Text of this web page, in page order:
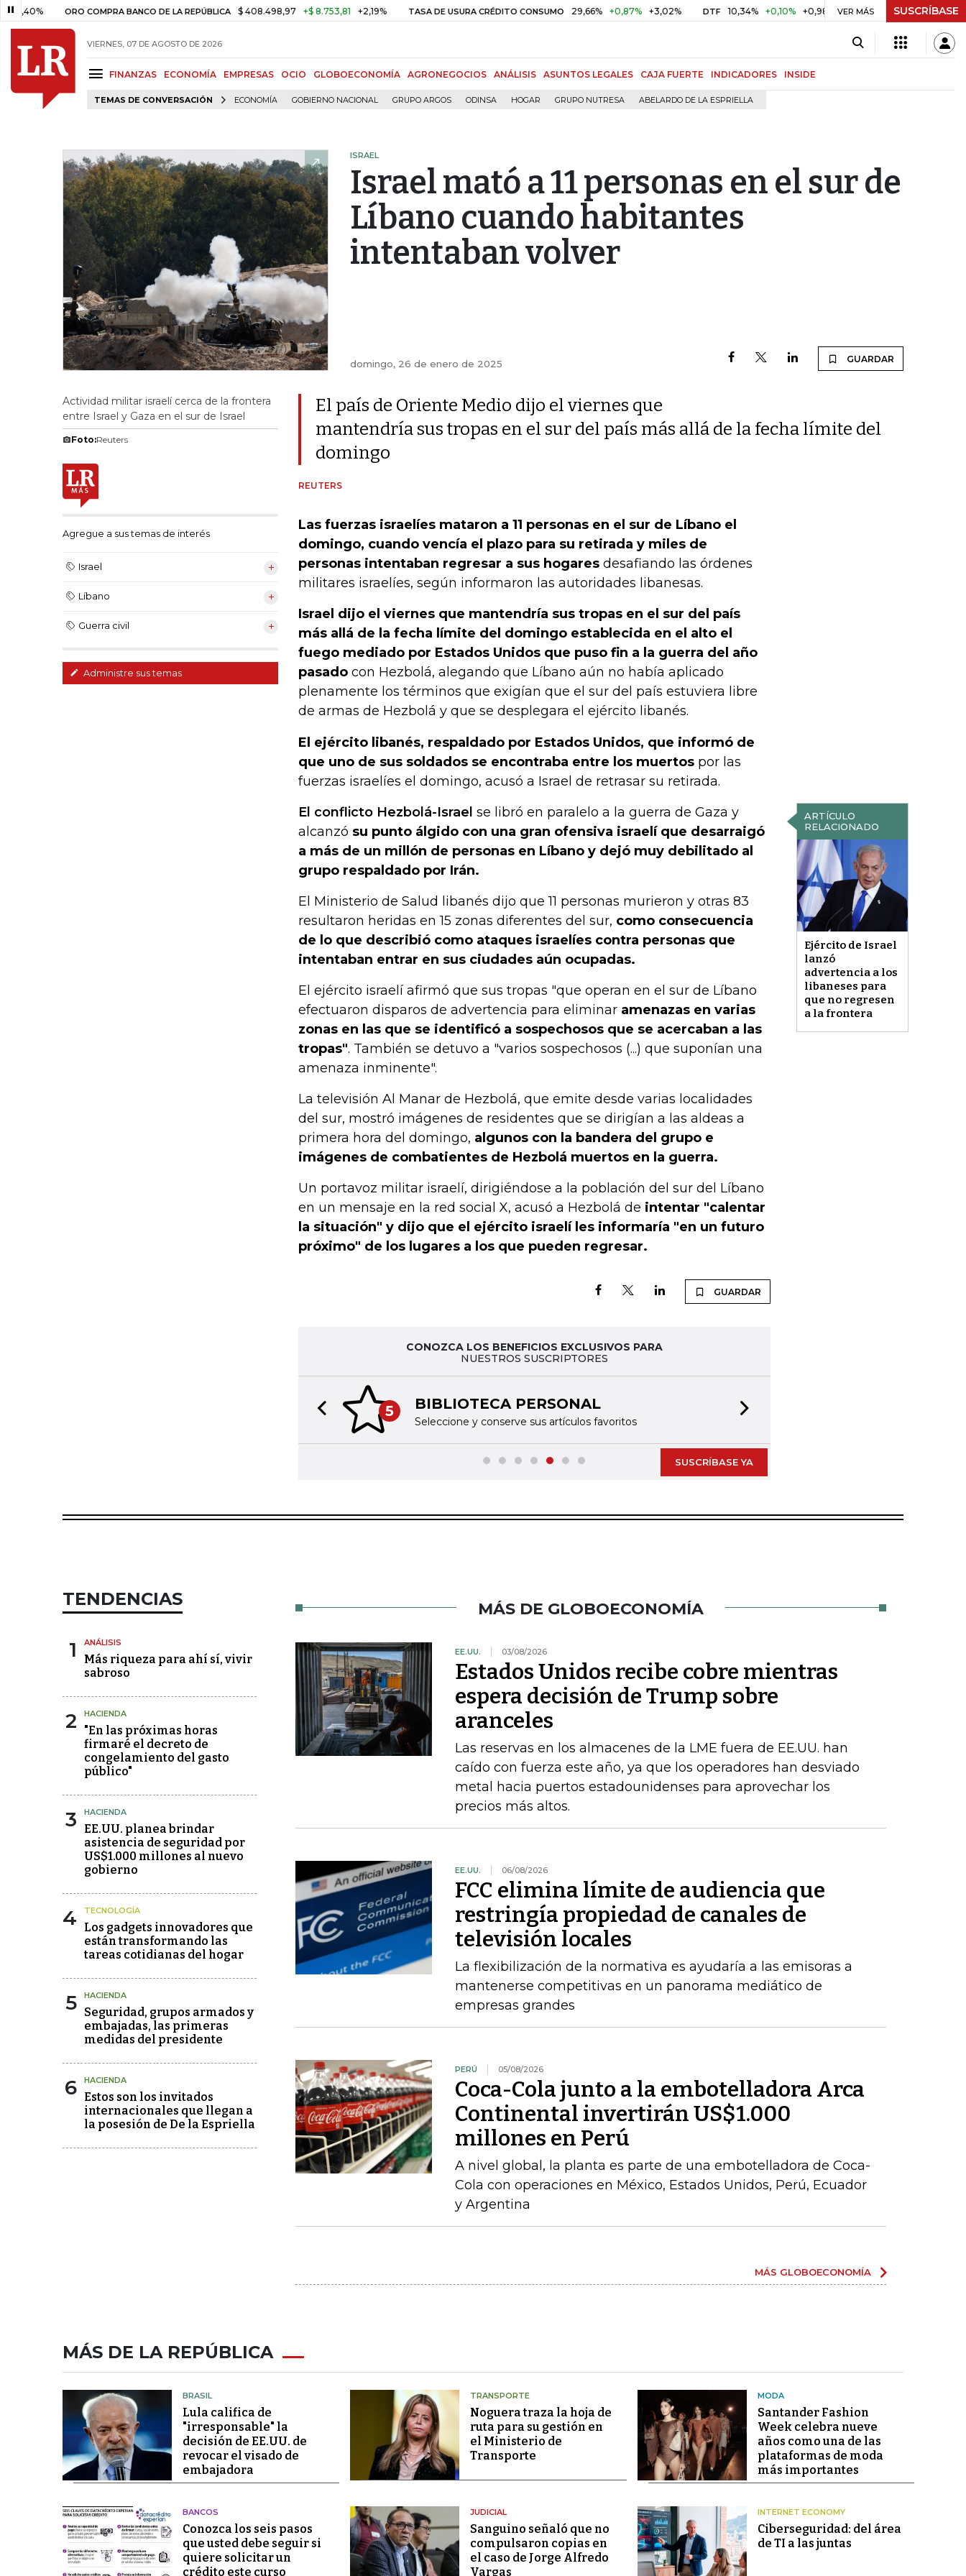
ORO COMPRA BANCO DE LA REPÚBLICA $ 408.498,97 +$ 8.753,81 +2,19% TASA DE USURA CRÉDITO CONSUMO 29,66% +0,87% +3,02% DTF 10,34% +0,10% +0,98% UVR $ 416,96 +$ 0,05 +0,01%
VER MÁS SUSCRÍBASE
VIERNES, 07 DE AGOSTO DE 2026
FINANZAS ECONOMÍA EMPRESAS OCIO GLOBOECONOMÍA AGRONEGOCIOS ANÁLISIS ASUNTOS LEGALES CAJA FUERTE INDICADORES INSIDE
TEMAS DE CONVERSACIÓN ECONOMÍA GOBIERNO NACIONAL GRUPO ARGOS ODINSA HOGAR GRUPO NUTRESA ABELARDO DE LA ESPRIELLA
ISRAEL
Israel mató a 11 personas en el sur de
Líbano cuando habitantes
intentaban volver
domingo, 26 de enero de 2025 GUARDAR
Actividad militar israelí cerca de la frontera
entre Israel y Gaza en el sur de Israel
Foto:Reuters
Agregue a sus temas de interés
Israel
Líbano
Guerra civil
Administre sus temas
El país de Oriente Medio dijo el viernes que
mantendría sus tropas en el sur del país más allá de la fecha límite del
domingo
REUTERS
Las fuerzas israelíes mataron a 11 personas en el sur de Líbano el
domingo, cuando vencía el plazo para su retirada y miles de
personas intentaban regresar a sus hogares desafiando las órdenes
militares israelíes, según informaron las autoridades libanesas.
Israel dijo el viernes que mantendría sus tropas en el sur del país
más allá de la fecha límite del domingo establecida en el alto el
fuego mediado por Estados Unidos que puso fin a la guerra del año
pasado con Hezbolá, alegando que Líbano aún no había aplicado
plenamente los términos que exigían que el sur del país estuviera libre
de armas de Hezbolá y que se desplegara el ejército libanés.
El ejército libanés, respaldado por Estados Unidos, que informó de
que uno de sus soldados se encontraba entre los muertos por las
fuerzas israelíes el domingo, acusó a Israel de retrasar su retirada.
ARTÍCULO
RELACIONADO
Ejército de Israel
lanzó
advertencia a los
libaneses para
que no regresen
a la frontera
El conflicto Hezbolá-Israel se libró en paralelo a la guerra de Gaza y
alcanzó su punto álgido con una gran ofensiva israelí que desarraigó
a más de un millón de personas en Líbano y dejó muy debilitado al
grupo respaldado por Irán.
El Ministerio de Salud libanés dijo que 11 personas murieron y otras 83
resultaron heridas en 15 zonas diferentes del sur, como consecuencia
de lo que describió como ataques israelíes contra personas que
intentaban entrar en sus ciudades aún ocupadas.
El ejército israelí afirmó que sus tropas "que operan en el sur de Líbano
efectuaron disparos de advertencia para eliminar amenazas en varias
zonas en las que se identificó a sospechosos que se acercaban a las
tropas". También se detuvo a "varios sospechosos (...) que suponían una
amenaza inminente".
La televisión Al Manar de Hezbolá, que emite desde varias localidades
del sur, mostró imágenes de residentes que se dirigían a las aldeas a
primera hora del domingo, algunos con la bandera del grupo e
imágenes de combatientes de Hezbolá muertos en la guerra.
Un portavoz militar israelí, dirigiéndose a la población del sur del Líbano
en un mensaje en la red social X, acusó a Hezbolá de intentar "calentar
la situación" y dijo que el ejército israelí les informaría "en un futuro
próximo" de los lugares a los que pueden regresar.
GUARDAR
CONOZCA LOS BENEFICIOS EXCLUSIVOS PARA
NUESTROS SUSCRIPTORES
5 BIBLIOTECA PERSONAL
Seleccione y conserve sus artículos favoritos
Previous slide
SUSCRÍBASE YA
TENDENCIAS
1 ANÁLISIS
Más riqueza para ahí sí, vivir
sabroso
2 HACIENDA
"En las próximas horas
firmaré el decreto de
congelamiento del gasto
público"
3 HACIENDA
EE.UU. planea brindar
asistencia de seguridad por
US$1.000 millones al nuevo
gobierno
4 TECNOLOGÍA
Los gadgets innovadores que
están transformando las
tareas cotidianas del hogar
5 HACIENDA
Seguridad, grupos armados y
embajadas, las primeras
medidas del presidente
6 HACIENDA
Estos son los invitados
internacionales que llegan a
la posesión de De la Espriella
MÁS DE GLOBOECONOMÍA
EE.UU. 03/08/2026
Estados Unidos recibe cobre mientras
espera decisión de Trump sobre
aranceles
Las reservas en los almacenes de la LME fuera de EE.UU. han
caído con fuerza este año, ya que los operadores han desviado
metal hacia puertos estadounidenses para aprovechar los
precios más altos.
EE.UU. 06/08/2026
FCC elimina límite de audiencia que
restringía propiedad de canales de
televisión locales
La flexibilización de la normativa es ayudaría a las emisoras a
mantenerse competitivas en un panorama mediático de
empresas grandes
PERÚ 05/08/2026
Coca-Cola junto a la embotelladora Arca
Continental invertirán US$1.000
millones en Perú
A nivel global, la planta es parte de una embotelladora de Coca-
Cola con operaciones en México, Estados Unidos, Perú, Ecuador
y Argentina
MÁS GLOBOECONOMÍA
MÁS DE LA REPÚBLICA
BRASIL
Lula califica de
"irresponsable" la
decisión de EE.UU. de
revocar el visado de
embajadora
TRANSPORTE
Noguera traza la hoja de
ruta para su gestión en
el Ministerio de
Transporte
MODA
Santander Fashion
Week celebra nueve
años como una de las
plataformas de moda
más importantes
BANCOS
Conozca los seis pasos
que usted debe seguir si
quiere solicitar un
crédito este curso
JUDICIAL
Sanguino señaló que no
compulsaron copias en
el caso de Jorge Alfredo
Vargas
INTERNET ECONOMY
Ciberseguridad: del área
de TI a las juntas